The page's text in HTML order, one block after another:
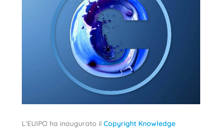
L’EUIPO ha inaugurato il Copyright Knowledge